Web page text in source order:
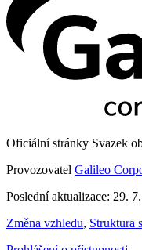
Oficiální stránky Svazek
Provozovatel Galileo
Poslední aktualizace: 29.
Změna vzhledu, Struktura